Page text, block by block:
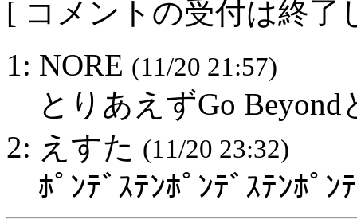
[ コメントの受付は終了
1: NORE (11/20 21:57)
とりあえずGo
2: えすた (11/20 23:32)
ﾎﾟﾝﾃﾞｽﾃﾝﾎﾟﾝﾃﾞｽﾃﾝﾎﾟ